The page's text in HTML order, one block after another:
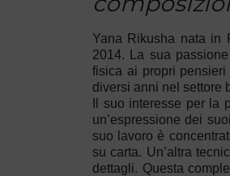
Yana Rikusha nata in
2014. La sua
fisica ai propri
diversi anni nel settore
Il suo interesse per la
un’espressione dei
suo lavoro è
su carta. Un’altra
dettagli. Questa